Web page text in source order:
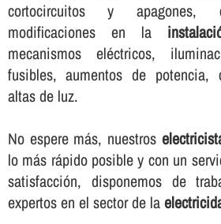
cortocircuitos y apagones,
modificaciones en la
mecanismos eléctricos,
fusibles, aumentos de potencia,
altas de luz.
No espere más, nuestros
lo más rápido posible y con un
satisfacción, disponemos de
expertos en el sector de la